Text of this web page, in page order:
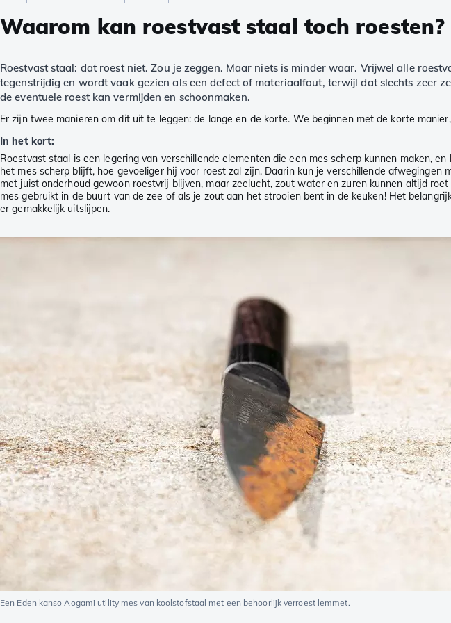
Waarom kan roestvast staal toch roesten?
Roestvast staal: dat roest niet. Zou je zeggen. Maar niets is minder waar. Vrijwel alle
tegenstrijdig en wordt vaak gezien als een defect of materiaalfout, terwijl dat slechts zeer
de eventuele roest kan vermijden en schoonmaken.
Er zijn twee manieren om dit uit te leggen: de lange en de korte. We beginnen met de korte
In het kort:
Roestvast staal is een legering van verschillende elementen die een mes scherp kunnen maken,
het mes scherp blijft, hoe gevoeliger hij voor roest zal zijn. Daarin kun je verschillende
met juist onderhoud gewoon roestvrij blijven, maar zeelucht, zout water en zuren kunnen altijd
mes gebruikt in de buurt van de zee of als je zout aan het strooien bent in de keuken! Het
er gemakkelijk uitslijpen.
Een Eden kanso Aogami utility mes van koolstofstaal met een behoorlijk verroest lemmet.